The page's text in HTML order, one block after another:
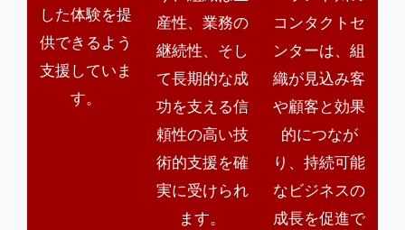
した体験を提
供できるよう
支援していま
す。
産性、業務の
継続性、そし
て長期的な成
功を支える信
頼性の高い技
術的支援を確
実に受けられ
ます。
コンタクトセ
ンターは、組
織が見込み客
や顧客と効果
的につなが
り、持続可能
なビジネスの
成長を促進で